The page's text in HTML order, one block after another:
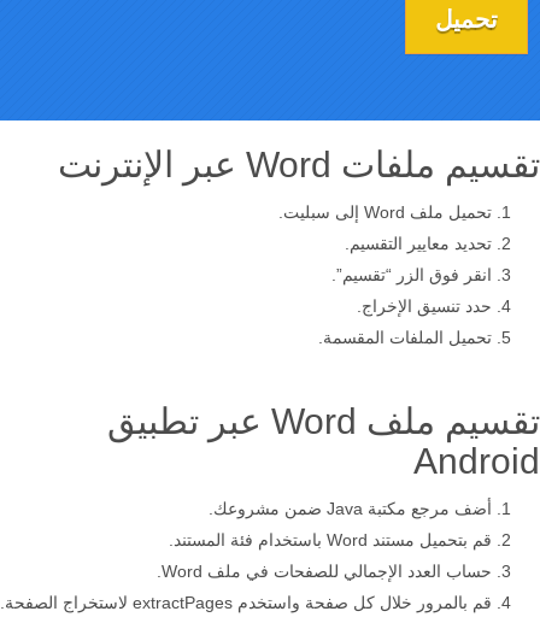
تحميل
تقسيم ملفات Word عبر الإنترنت
تحميل ملف Word إلى سبليت.
تحديد معايير التقسيم.
انقر فوق الزر “تقسيم”.
حدد تنسيق الإخراج.
تحميل الملفات المقسمة.
تقسيم ملف Word عبر تطبيق
Android
أضف مرجع مكتبة Java ضمن مشروعك.
قم بتحميل مستند Word باستخدام فئة المستند.
حساب العدد الإجمالي للصفحات في ملف Word.
قم بالمرور خلال كل صفحة واستخدم extractPages لاستخراج الصفحة.